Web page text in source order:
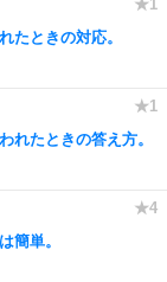
たときの対応。
れたときの答え方。
簡単。